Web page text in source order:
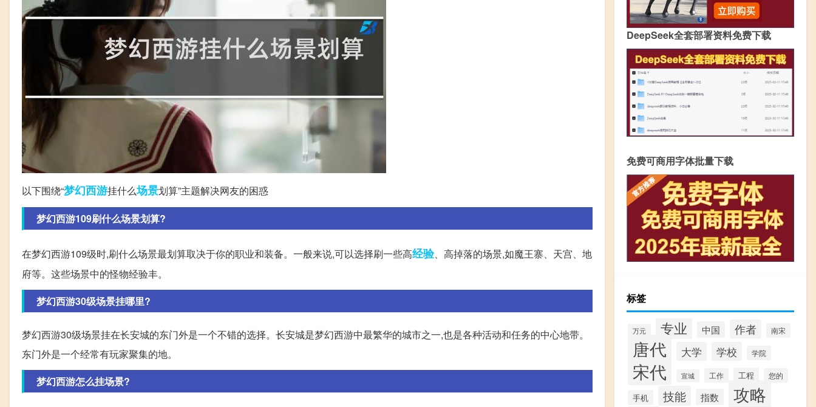
以下围绕“梦幻西游挂什么场景划算”主题解决网友的困惑
梦幻西游109刷什么场景划算?
在梦幻西游109级时,刷什么场景最划算取决于你的职业和装备。一般来说,可以选择刷一些高经验、高掉落的场景,如魔王寨、天宫、地
府等。这些场景中的怪物经验丰。
梦幻西游30级场景挂哪里?
梦幻西游30级场景挂在长安城的东门外是一个不错的选择。长安城是梦幻西游中最繁华的城市之一,也是各种活动和任务的中心地带。
东门外是一个经常有玩家聚集的地。
梦幻西游怎么挂场景?
DeepSeek全套部署资料免费下载
免费可商用字体批量下载
标签
万元 专业 中国 作者 南宋
唐代 大学 学校 学院
宋代 宣城 工作 工程 您的
手机 技能 指数 攻略